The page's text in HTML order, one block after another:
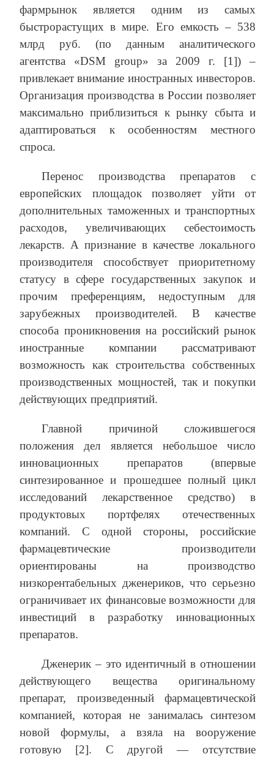
фармрынок является одним из самых
быстрорастущих в мире. Его емкость – 538
млрд руб. (по данным аналитического
агентства «DSM group» за 2009 г. [1]) –
привлекает внимание иностранных инвесторов.
Организация производства в России позволяет
максимально приблизиться к рынку сбыта и
адаптироваться к особенностям местного
спроса.
Перенос производства препаратов с
европейских площадок позволяет уйти от
дополнительных таможенных и транспортных
расходов, увеличивающих себестоимость
лекарств. А признание в качестве локального
производителя способствует приоритетному
статусу в сфере государственных закупок и
прочим преференциям, недоступным для
зарубежных производителей. В качестве
способа проникновения на российский рынок
иностранные компании рассматривают
возможность как строительства собственных
производственных мощностей, так и покупки
действующих предприятий.
Главной причиной сложившегося
положения дел является небольшое число
инновационных препаратов (впервые
синтезированное и прошедшее полный цикл
исследований лекарственное средство) в
продуктовых портфелях отечественных
компаний. С одной стороны, российские
фармацевтические производители
ориентированы на производство
низкорентабельных дженериков, что серьезно
ограничивает их финансовые возможности для
инвестиций в разработку инновационных
препаратов.
Дженерик – это идентичный в отношении
действующего вещества оригинальному
препарат, произведенный фармацевтической
компанией, которая не занималась синтезом
новой формулы, а взяла на вооружение
готовую [2]. С другой — отсутствие